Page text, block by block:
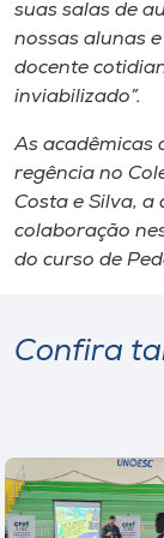
suas salas de
nossas alunas
docente
inviabilizado”.
As acadêmicas
regência no
Costa e Silva, a
colaboração
do curso de
Confira